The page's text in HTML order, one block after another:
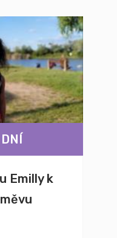
Emilly k